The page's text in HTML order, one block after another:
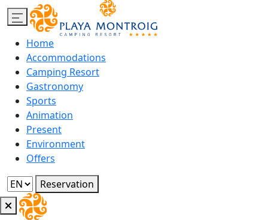
Home
Accommodations
Camping Resort
Gastronomy
Sports
Animation
Present
Environment
Offers
Reservation